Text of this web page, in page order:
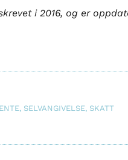
i 2016, og er
, SELVANGIVELSE, SKATT